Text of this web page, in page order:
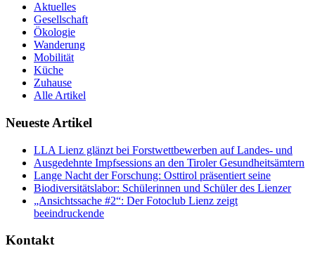
Aktuelles
Gesellschaft
Ökologie
Wanderung
Mobilität
Küche
Zuhause
Alle Artikel
Neueste Artikel
LLA Lienz glänzt bei Forstwettbewerben auf Landes- und
Ausgedehnte Impfsessions an den Tiroler Gesundheitsämtern
Lange Nacht der Forschung: Osttirol präsentiert seine
Biodiversitätslabor: Schülerinnen und Schüler des Lienzer
„Ansichtssache #2“: Der Fotoclub Lienz zeigt
beeindruckende
Kontakt